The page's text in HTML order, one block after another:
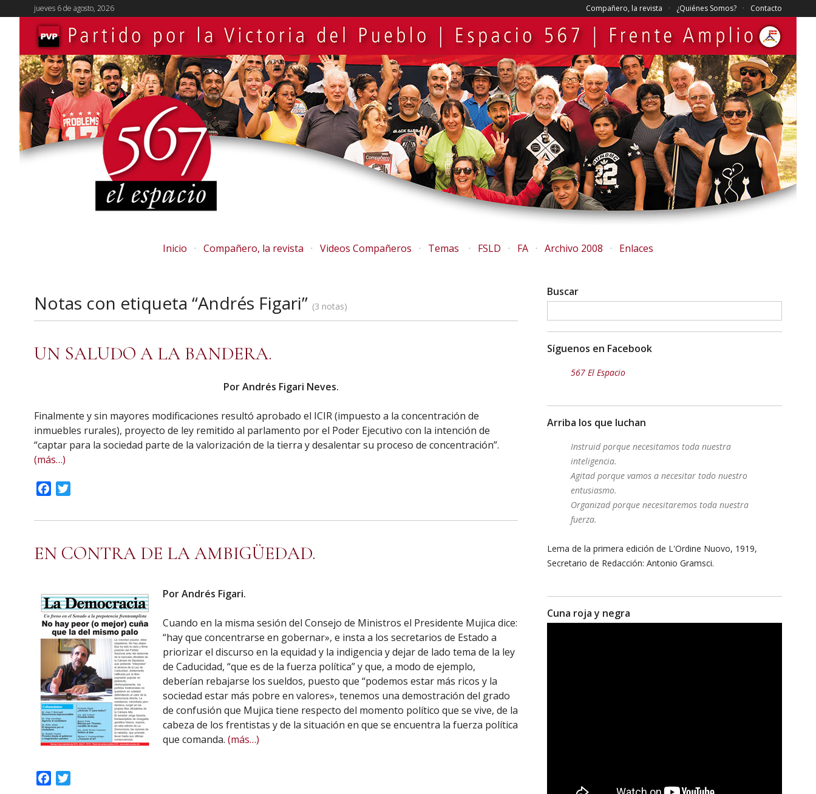
jueves 6 de agosto, 2026 Compañero, la revista ¿Quiénes Somos? Contacto
Inicio Compañero, la revista Videos Compañeros Temas FSLD FA Archivo 2008 Enlaces
Notas con etiqueta “Andrés Figari” 3 notas
UN SALUDO A LA BANDERA.
Por Andrés Figari Neves.
Finalmente y sin mayores modificaciones resultó aprobado el ICIR (impuesto a la concentración de
inmuebles rurales), proyecto de ley remitido al parlamento por el Poder Ejecutivo con la intención de
“captar para la sociedad parte de la valorización de la tierra y desalentar su proceso de concentración”.
(más…)
Facebook
EN CONTRA DE LA AMBIGÜEDAD.
Por Andrés Figari.
Cuando en la misma sesión del Consejo de Ministros el Presidente Mujica dice:
“hay que concentrarse en gobernar», e insta a los secretarios de Estado a
priorizar el discurso en la equidad y la indigencia y dejar de lado tema de la ley
de Caducidad, “que es de la fuerza política” y que, a modo de ejemplo,
deberían rebajarse los sueldos, puesto que “podemos estar más ricos y la
sociedad estar más pobre en valores», tenemos una demostración del grado
de confusión que Mujica tiene respecto del momento político que se vive, de la
cabeza de los frentistas y de la situación en que se encuentra la fuerza política
que comanda. (más…)
Facebook
Buscar
Síguenos en Facebook
567 El Espacio
Arriba los que luchan
Instruid porque necesitamos toda nuestra
inteligencia.
Agitad porque vamos a necesitar todo nuestro
entusiasmo.
Organizad porque necesitaremos toda nuestra
fuerza.
Lema de la primera edición de L'Ordine Nuovo, 1919,
Secretario de Redacción: Antonio Gramsci.
Cuna roja y negra